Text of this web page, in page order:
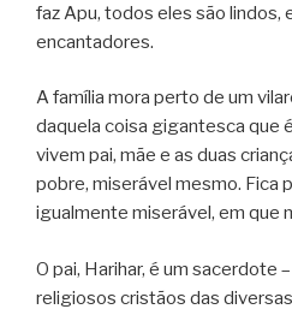
faz Apu, todos eles são lindos,
encantadores.
A família mora perto de um
daquela coisa gigantesca que
vivem pai, mãe e as duas
pobre, miserável mesmo. Fica
igualmente miserável, em que
O pai, Harihar, é um sacerdote
religiosos cristãos das